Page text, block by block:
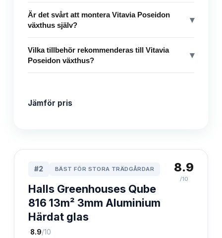
Är det svårt att montera Vitavia Poseidon
växthus själv?
▾
Vilka tillbehör rekommenderas till Vitavia
Poseidon växthus?
▾
Jämför pris
#2 BÄST FÖR STORA TRÄDGÅRDAR
Halls Greenhouses Qube
816 13m² 3mm Aluminium
Härdat glas
·8.9/10
8.9
/10